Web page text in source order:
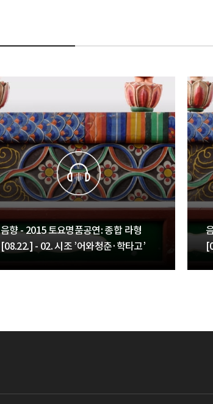
음향 - 2015 토요명품공연: 종합 라형
[08.22.] - 02. 시조 ’어와청춘·학타고’